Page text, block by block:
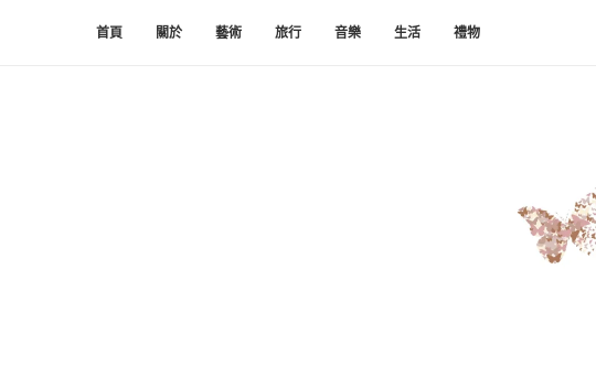
首頁 關於 藝術 旅行 音樂 生活 禮物